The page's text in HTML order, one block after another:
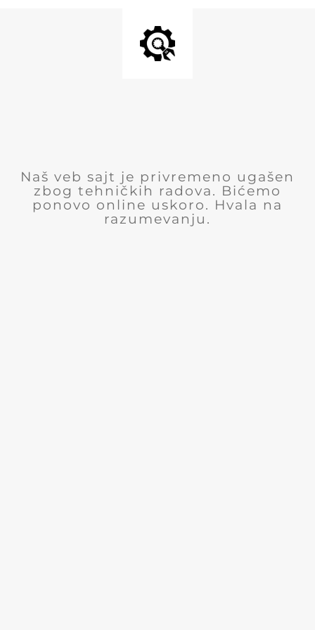
Naš veb sajt je privremeno ugašen
zbog tehničkih radova. Bićemo
ponovo online uskoro. Hvala na
razumevanju.